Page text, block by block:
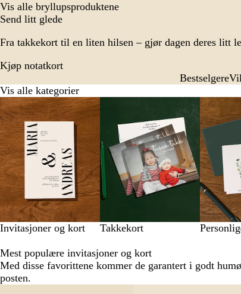
Vis alle bryllupsproduktene
Send litt glede
Fra takkekort til en liten hilsen – gjør dagen deres litt
Kjøp notatkort
Bestselgere
Vis alle kategorier
Invitasjoner og kort Takkekort
Lysbilder
1
til
8
av
8
Mest populære invitasjoner og kort
Med disse favorittene kommer de garantert i godt
posten.